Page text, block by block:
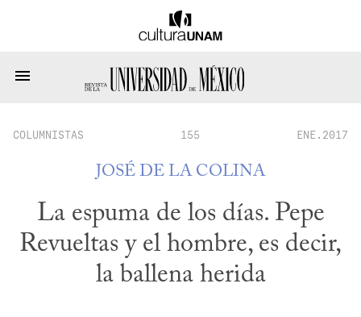
COLUMNISTAS 155 ENE.2017
JOSÉ DE LA COLINA
La espuma de los días. Pepe
Revueltas y el hombre, es decir,
la ballena herida